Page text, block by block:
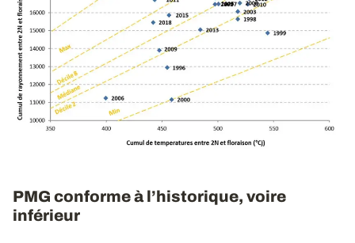
PMG conforme à l’historique, voire
inférieur